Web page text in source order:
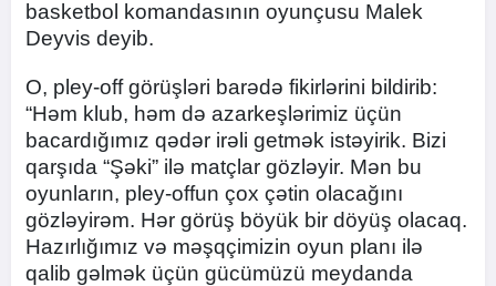
basketbol komandasının oyunçusu Malek
Deyvis deyib.
O, pley-off görüşləri barədə fikirlərini bildirib:
“Həm klub, həm də azarkeşlərimiz üçün
bacardığımız qədər irəli getmək istəyirik. Bizi
qarşıda “Şəki” ilə matçlar gözləyir. Mən bu
oyunların, pley-offun çox çətin olacağını
gözləyirəm. Hər görüş böyük bir döyüş olacaq.
Hazırlığımız və məşqçimizin oyun planı ilə
qalib gəlmək üçün gücümüzü meydanda